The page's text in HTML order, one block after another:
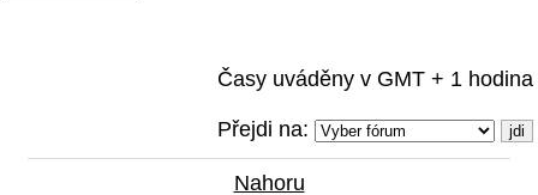
Časy uváděny v GMT + 1 hodina
Přejdi na:
Nahoru